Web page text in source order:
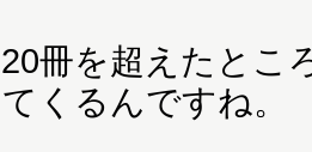
冊を超えたとこ
くるんですね。